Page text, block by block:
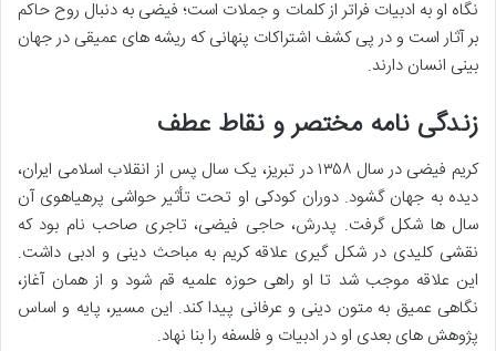
نگاه او به ادبیات فراتر از کلمات و جملات است؛ فیضی به دنبال روح حاکم
بر آثار است و در پی کشف اشتراکات پنهانی که ریشه های عمیقی در جهان
بینی انسان دارند.
زندگی نامه مختصر و نقاط عطف
کریم فیضی در سال ۱۳۵۸ در تبریز، یک سال پس از انقلاب اسلامی ایران،
دیده به جهان گشود. دوران کودکی او تحت تأثیر حواشی پرهیاهوی آن
سال ها شکل گرفت. پدرش، حاجی فیضی، تاجری صاحب نام بود که
نقشی کلیدی در شکل گیری علاقه کریم به مباحث دینی و ادبی داشت.
این علاقه موجب شد تا او راهی حوزه علمیه قم شود و از همان آغاز،
نگاهی عمیق به متون دینی و عرفانی پیدا کند. این مسیر، پایه و اساس
پژوهش های بعدی او در ادبیات و فلسفه را بنا نهاد.